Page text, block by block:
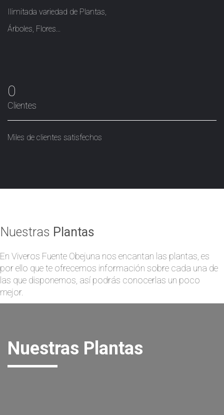
Ilimitada variedad de Plantas,
Árboles, Flores...
0
Clientes
Miles de clientes satisfechos
Nuestras Plantas
En Viveros Fuente Obejuna nos encantan las plantas, es
por ello que te ofrecemos información sobre cada una de
las que disponemos, así podrás conocerlas un poco
mejor.
Nuestras Plantas